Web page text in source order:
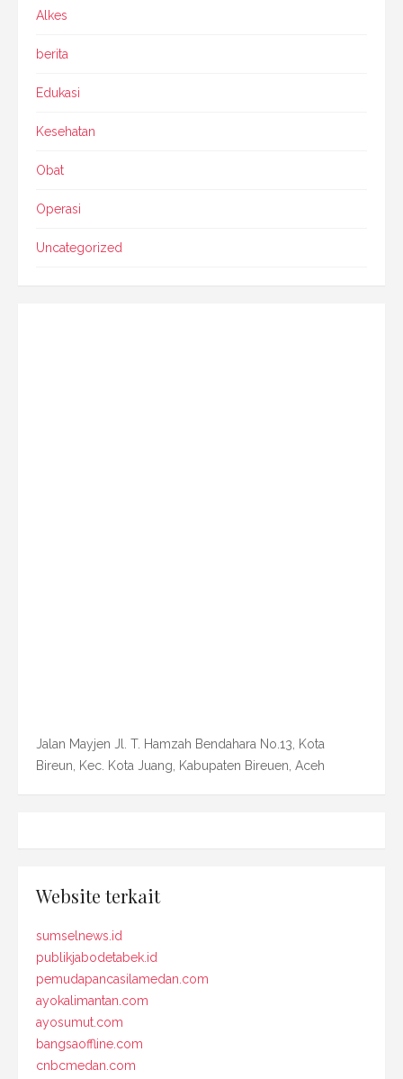
Alkes
berita
Edukasi
Kesehatan
Obat
Operasi
Uncategorized
Jalan Mayjen Jl. T. Hamzah Bendahara No.13, Kota
Bireun, Kec. Kota Juang, Kabupaten Bireuen, Aceh
Website terkait
sumselnews.id
publikjabodetabek.id
pemudapancasilamedan.com
ayokalimantan.com
ayosumut.com
bangsaoffline.com
cnbcmedan.com